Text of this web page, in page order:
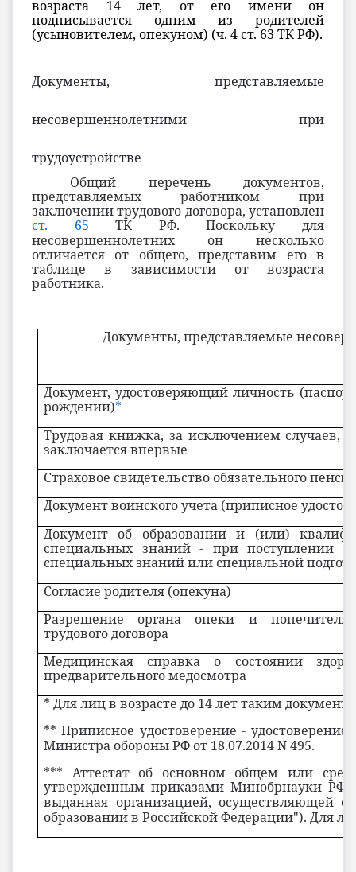
возраста 14 лет, от его имени он
подписывается одним из родителей
(усыновителем, опекуном) (ч. 4 ст. 63 ТК РФ).
Документы, представляемые
несовершеннолетними при
трудоустройстве
Общий перечень документов,
представляемых работником при
заключении трудового договора, установлен
ст. 65 ТК РФ. Поскольку для
несовершеннолетних он несколько
отличается от общего, представим его в
таблице в зависимости от возраста
работника.
Документы, представляемые
Документ, удостоверяющий личность
рождении)*
Трудовая книжка, за исключением случаев,
заключается впервые
Страховое свидетельство обязательного
Документ воинского учета (приписное
Документ об образовании и (или)
специальных знаний - при поступлении
специальных знаний или специальной
Согласие родителя (опекуна)
Разрешение органа опеки и
трудового договора
Медицинская справка о состоянии
предварительного медосмотра
* Для лиц в возрасте до 14 лет таким
** Приписное удостоверение -
Министра обороны РФ от 18.07.2014 N 495.
*** Аттестат об основном общем или
утвержденным приказами Минобрнауки РФ
выданная организацией, осуществляющей
образовании в Российской Федерации"). Для